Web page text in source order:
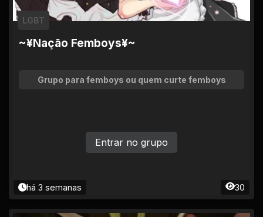
~¥Nação Femboys¥~
LGBT
Grupo para femboys ou quem curte femboys
há 3 semanas 30
Entrar no grupo